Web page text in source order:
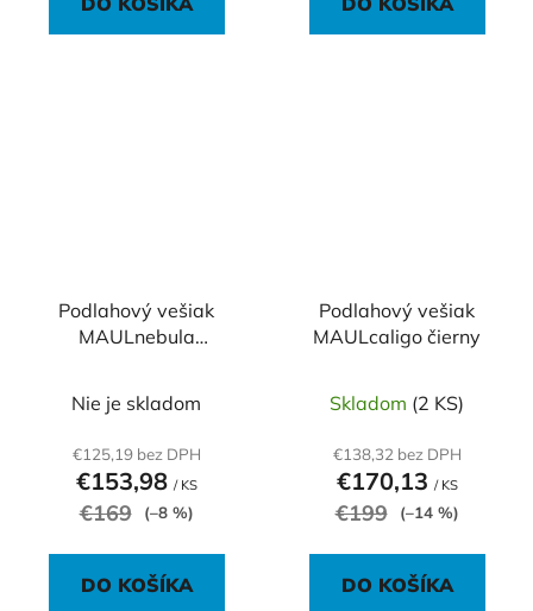
Podlahový vešiak
MAULnebula
Nie je skladom
€125,19 bez DPH
€153,98 / KS
€169 (–8 %)
DO KOŠÍKA
Podlahový vešiak
MAULcaligo čierny
Skladom (2 KS)
€138,32 bez DPH
€170,13 / KS
€199 (–14 %)
DO KOŠÍKA